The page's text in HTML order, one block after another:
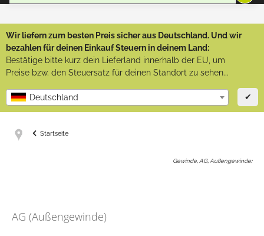
Wir liefern zum besten Preis sicher aus Deutschland. Und wir
bezahlen für deinen Einkauf Steuern in deinem Land:
Bestätige bitte kurz dein Lieferland innerhalb der EU, um
Preise bzw. den Steuersatz für deinen Standort zu sehen...
Deutschland ✔
Startseite
Gewinde, AG, Außengewinde:
AG (Außengewinde)